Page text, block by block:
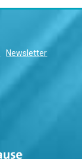
Newsletter